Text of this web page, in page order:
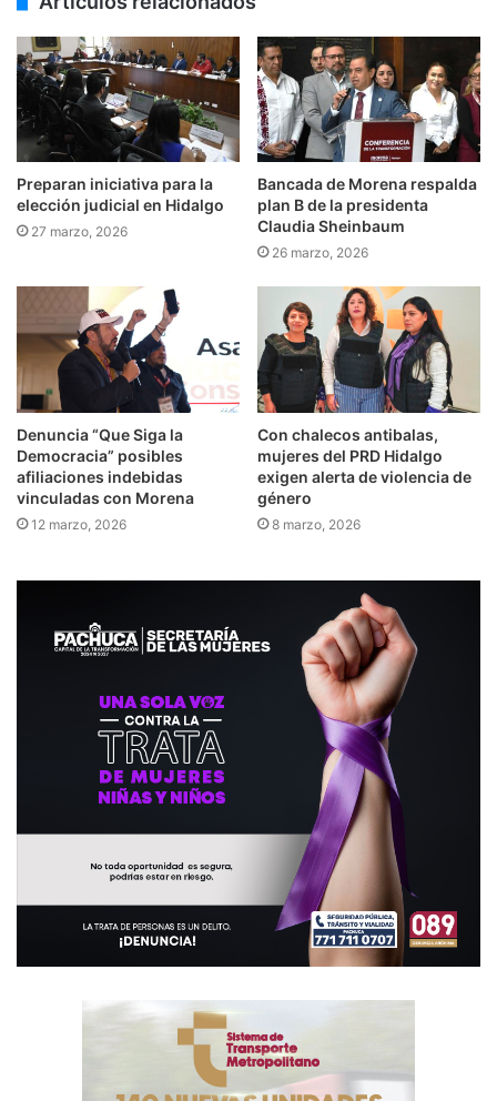
Preparan iniciativa para la
elección judicial en Hidalgo
27 marzo, 2026
Bancada de Morena respalda
plan B de la presidenta
Claudia Sheinbaum
26 marzo, 2026
Denuncia “Que Siga la
Democracia” posibles
afiliaciones indebidas
vinculadas con Morena
12 marzo, 2026
Con chalecos antibalas,
mujeres del PRD Hidalgo
exigen alerta de violencia de
género
8 marzo, 2026